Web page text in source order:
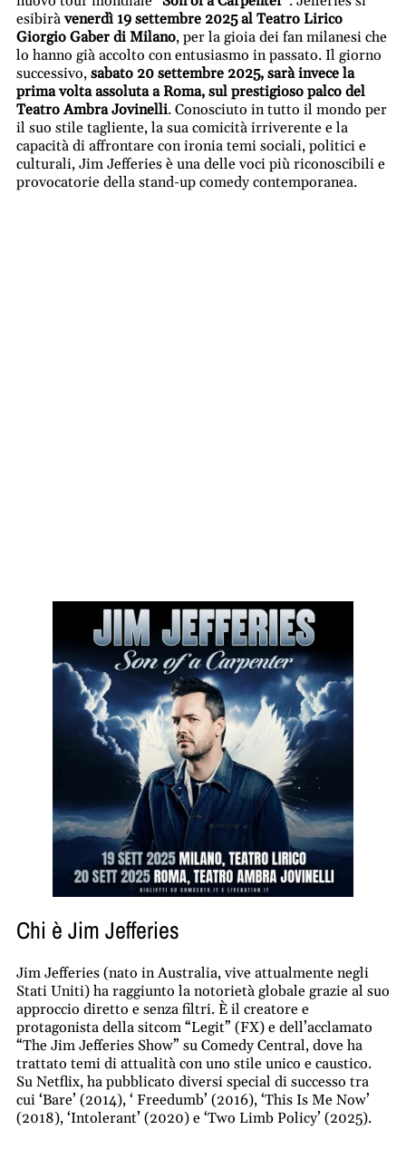
esibiràvenerdì 19 settembre 2025 al Teatro Lirico
Giorgio Gaber di Milano, per la gioia dei fan milanesi che
lo hanno già accolto con entusiasmo in passato. Il giorno
successivo, sabato 20 settembre 2025, sarà invece la
prima volta assoluta a Roma, sul prestigioso palco del
Teatro Ambra Jovinelli. Conosciuto in tutto il mondo per
il suo stile tagliente, la sua comicità irriverente e la
capacità di affrontare con ironia temi sociali, politici e
culturali, Jim Jefferies è una delle voci più riconoscibili e
provocatorie della stand-up comedy contemporanea.
Chi è Jim Jefferies
Jim Jefferies (nato in Australia, vive attualmente negli
Stati Uniti) ha raggiunto la notorietà globale grazie al suo
approccio diretto e senza filtri. È il creatore e
protagonista della sitcom “Legit” (FX) e dell’acclamato
“The Jim Jefferies Show” su Comedy Central, dove ha
trattato temi di attualità con uno stile unico e caustico.
Su Netflix, ha pubblicato diversi special di successo tra
cui ‘Bare’ (2014), ‘ Freedumb’ (2016), ‘This Is Me Now’
(2018), ‘Intolerant’ (2020) e ‘Two Limb Policy’ (2025).